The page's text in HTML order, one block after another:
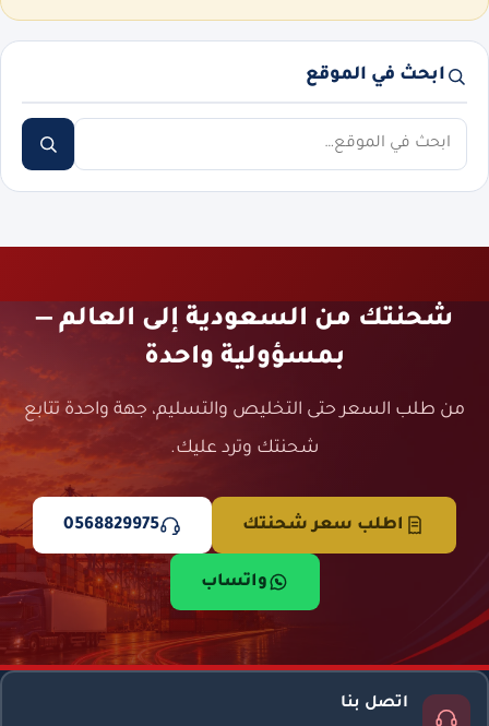
ابحث في الموقع
ابحث
شحنتك من السعودية إلى العالم —
بمسؤولية واحدة
من طلب السعر حتى التخليص والتسليم، جهة واحدة تتابع
شحنتك وترد عليك.
اطلب سعر شحنتك 0568829975
واتساب
اتصل بنا